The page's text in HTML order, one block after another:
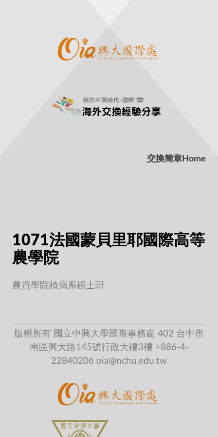
交換簡章 Home
1071法國蒙貝里耶國際高等
農學院
農資學院植病系碩士班
版權所有 國立中興大學國際事務處 402 台中市
南區興大路145號行政大樓3樓 +886-4-
22840206 oia@nchu.edu.tw